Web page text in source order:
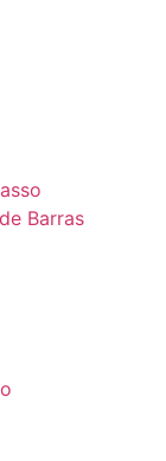
Barras